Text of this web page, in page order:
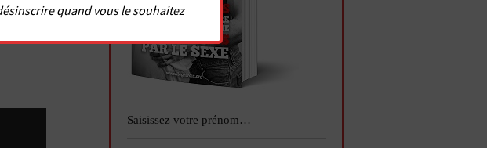
(tout petit)quand vous le souhaitez